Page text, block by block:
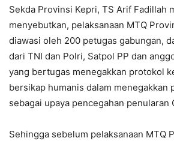
Sekda Provinsi Kepri, TS Arif Fadillah
menyebutkan, pelaksanaan MTQ
diawasi oleh 200 petugas gabungan,
dari TNI dan Polri, Satpol PP dan
yang bertugas menegakkan protokol
bersikap humanis dalam menegakkan
sebagai upaya pencegahan penularan
Sehingga sebelum pelaksanaan MTQ